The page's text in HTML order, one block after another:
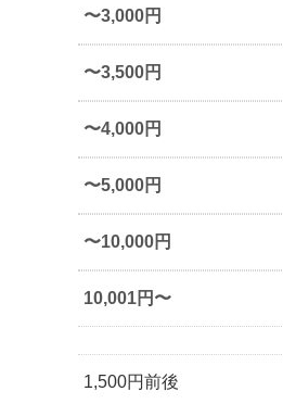
〜3,000円
〜3,500円
〜4,000円
〜5,000円
〜10,000円
10,001円〜
1,500円前後